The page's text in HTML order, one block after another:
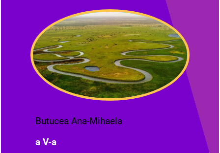
Butucea Ana-Mihaela
a V-a